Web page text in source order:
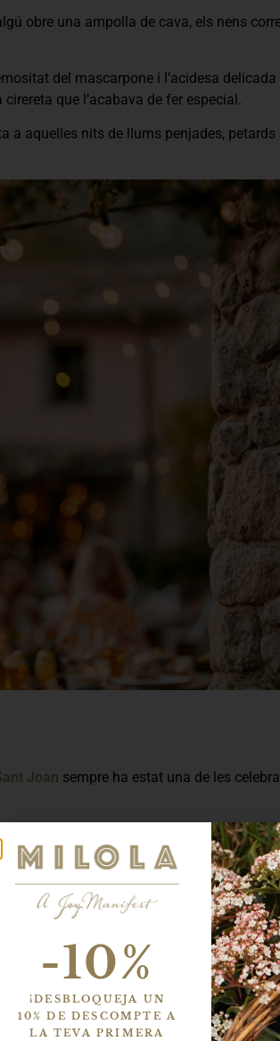
obre una ampolla de cava, els nens
del mascarpone i l’acidesa delicada
que l’acabava de fer especial.
a aquelles nits de llums penjades, petards
Joan sempre ha estat una de les
temps compartit.
banderoles, preparar una taula llarga i
que acaben convertint-se en records.
taula, és una bona coca.
-10%
¡DESBLOQUEJA UN
10% DE DESCOMPTE A
LA TEVA PRIMERA